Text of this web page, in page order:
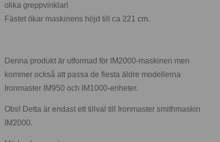
olika greppvinklar!
Fästet ökar maskinens höjd till ca 221 cm.
Denna produkt är utformad för IM2000-maskinen men
kommer också att passa de flesta äldre modellerna
Ironmaster IM950 och IM1000-enheter.
Obs! Detta är endast ett tillval till Ironmaster smithmaskin
IM2000.